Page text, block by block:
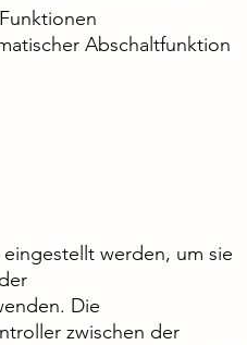
Abschaltfunktion
werden, um sie
Die
zwischen der